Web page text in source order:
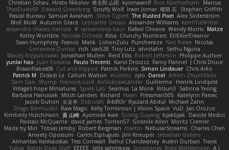
Christian Schau Hristo Nikolov 将太郎 山田 kyomawolf Rico Kanthatham
Marcus
ThatDude69
Edward Greenberg Scruffy Wolf Irwin Jomar 曜萌 石 Stephen Griffith
Pascal Bureau Samuel Avraham Steve Cypert The Rusted Pixel Alex Söderström
MoE MoW Autumn Grace Leonardo Grosso Alexander Williams KerriTheWriter
alejandro chavez herrera V ramandeep kaur Rafael Oliveira Wendy Morris Matze
Kelley Womble Nicolas Ocheda Kiba Crunchy Numbers El/Ellie/Eleanor
Sean Humphrey Franco Malik LotionZulu Punchersize Neil Rowe Nicolas
Genevieve Dumas rich cav528 Troy Lutz ahrotahn
Sethu Nguna
Maciej Krzyszkowski Jonathan Mullen Reid Ellis Robert Jefferson Philippe Authier
yunlai hao Juan Fonseca Paulo Trecenti Karol Droszcz Fancy Flannel J Chris Druce
BraanFlakes08 Cut and Ripped Patrick Perkins Simon Lindauer Chris Arko
Patrick M
Didadi Le Callum Walton etudenc zylo Daniel Artem Zhuzhlikov
Sam Gao Womp Francois Lord AirSickLowLander Guillermo
Henrik Lindqvist
Village's hope Miniatures Spark Lab Seamus La Monk Kitsun3
Sabrina Yeong
Barbara Hanusiak Mitch Landers Richard Haan Pressman505
Katelynn Parsec
Jacob Duhon 포로루 Deborah 84d93r Ryszard Abdul Michael Zahn
Diego Bermudez Raw Magic Kelly Tomlinson | Vision Space VuD Jaii Orozco
Kimberly Hutchinson 貴 山崎 Ayomide Awe Sicong Ouyang bjakbjak Davide Medici
Padraic McQuarrie david james Toriten57 Ginsnile Allen Moritz Cremer
Made by Miri Tobias Jensby Robert Bergman martin NebularStreams Charles Chen
Anxiety Opossum Carlos Esplugues Jim Kneuper sebastian botero
Almantas Vasiliauskas Tess Cornwall Rahul Chandwaney Austin Durban Travis
Yuliya Ralph Does Stuff EEEEE Jelle sahmkow Scopitones Brad Mellesmoen A J